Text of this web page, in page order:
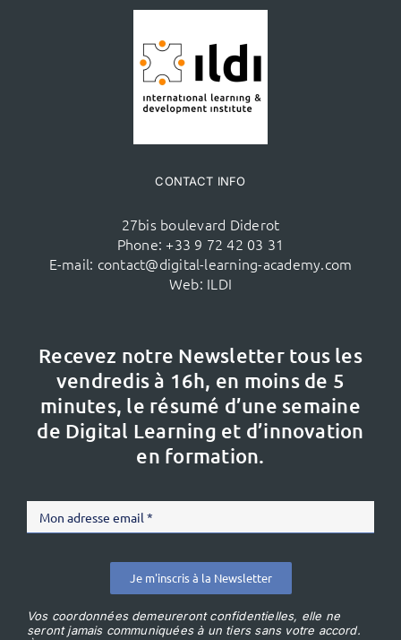
CONTACT INFO
27bis boulevard Diderot
Phone: +33 9 72 42 03 31
E-mail: contact@digital-learning-academy.com
Web: ILDI
Recevez notre Newsletter tous les
vendredis à 16h, en moins de 5
minutes, le résumé d’une semaine
de Digital Learning et d’innovation
en formation.
Je m'inscris à la Newsletter
Vos coordonnées demeureront confidentielles, elle ne
seront jamais communiquées à un tiers sans votre accord.